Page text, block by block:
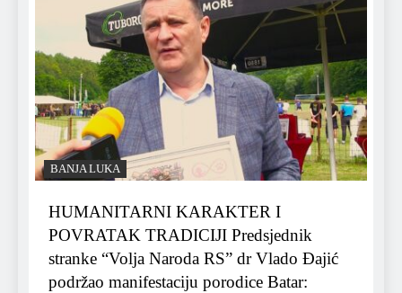
BANJA LUKA
HUMANITARNI KARAKTER I
POVRATAK TRADICIJI Predsjednik
stranke “Volja Naroda RS” dr Vlado Đajić
podržao manifestaciju porodice Batar: